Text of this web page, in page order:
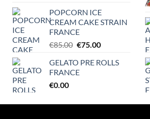
through
POPCORN ICE
CREAM CAKE STRAIN
FRANCE
€85.00 Original
was:
€85.00.
€75.00Current
is:
GELATO PRE ROLLS
FRANCE
€0.00